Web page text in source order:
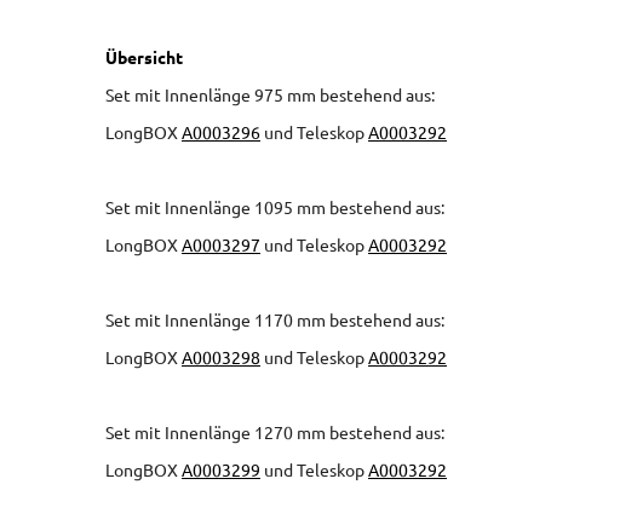
Übersicht
Set mit Innenlänge 975 mm bestehend aus:
LongBOX A0003296 und TeleskopA0003292
Set mit Innenlänge 1095 mm bestehend aus:
LongBOX A0003297 und TeleskopA0003292
Set mit Innenlänge 1170 mm bestehend aus:
LongBOX A0003298 und TeleskopA0003292
Set mit Innenlänge 1270 mm bestehend aus:
LongBOX A0003299 und TeleskopA0003292